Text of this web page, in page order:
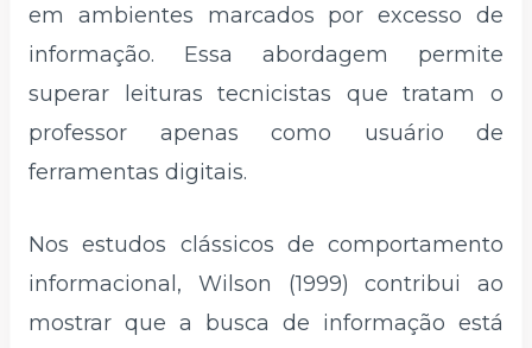
em ambientes marcados por excesso de
informação. Essa abordagem permite
superar leituras tecnicistas que tratam o
professor apenas como usuário de
ferramentas digitais.
Nos estudos clássicos de comportamento
informacional, Wilson (1999) contribui ao
mostrar que a busca de informação está